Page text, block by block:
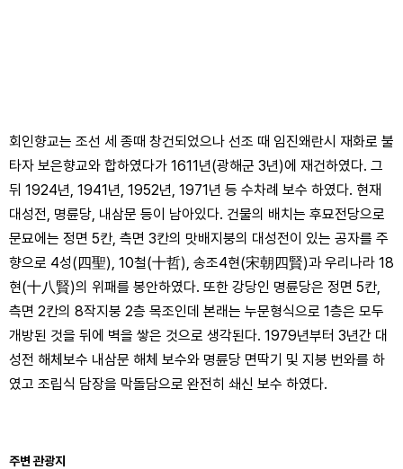
회인향교는 조선 세 종때 창건되었으나 선조 때 임진왜란시 재화로 불
타자 보은향교와 합하였다가 1611년(광해군 3년)에 재건하였다. 그
뒤 1924년, 1941년, 1952년, 1971년 등 수차례 보수 하였다. 현재
대성전, 명륜당, 내삼문 등이 남아있다. 건물의 배치는 후묘전당으로
문묘에는 정면 5칸, 측면 3칸의 맛배지붕의 대성전이 있는 공자를 주
향으로 4성(四聖), 10철(十哲), 송조4현(宋朝四賢)과 우리나라 18
현(十八賢)의 위패를 봉안하였다. 또한 강당인 명륜당은 정면 5칸,
측면 2칸의 8작지붕 2층 목조인데 본래는 누문형식으로 1층은 모두
개방된 것을 뒤에 벽을 쌓은 것으로 생각된다. 1979년부터 3년간 대
성전 해체보수 내삼문 해체 보수와 명륜당 면딱기 및 지붕 번와를 하
였고 조립식 담장을 막돌담으로 완전히 쇄신 보수 하였다.
주변 관광지